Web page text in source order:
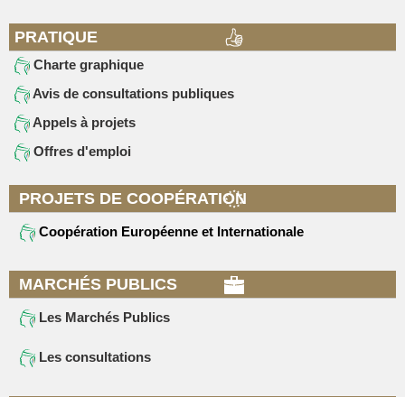
PRATIQUE
Charte graphique
Avis de consultations publiques
Appels à projets
Offres d'emploi
PROJETS DE COOPÉRATION
Coopération Européenne et Internationale
MARCHÉS PUBLICS
Les Marchés Publics
Les consultations